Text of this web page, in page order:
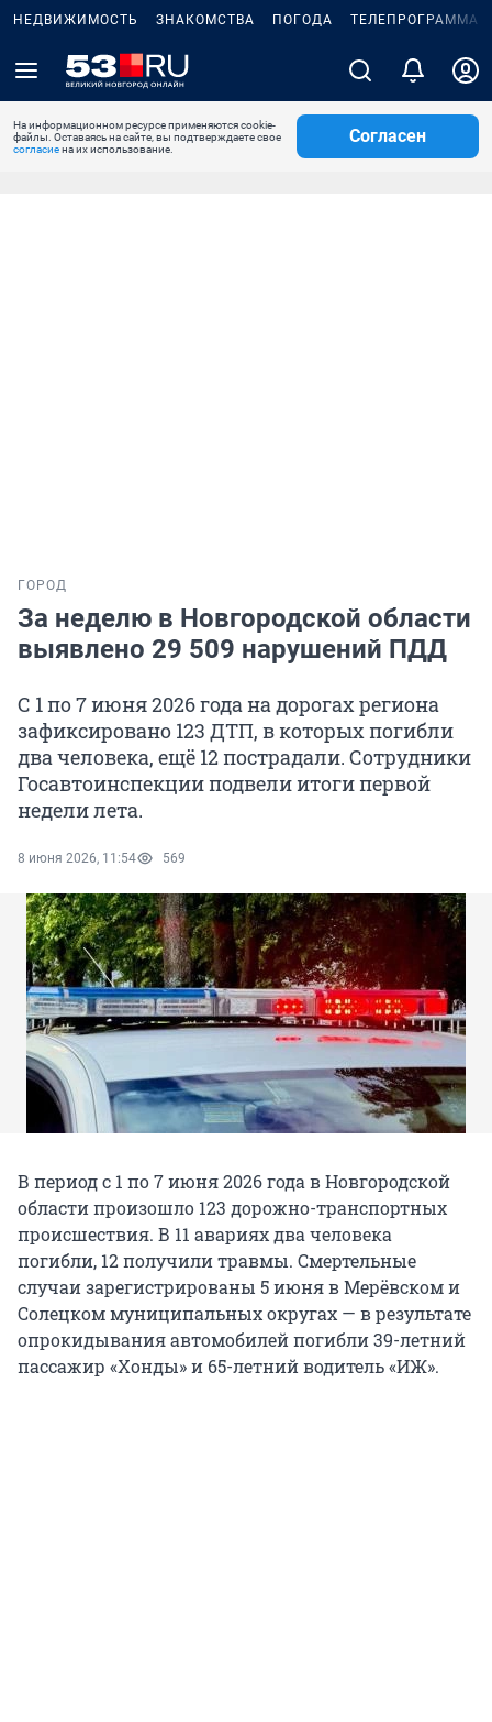
НЕДВИЖИМОСТЬ ЗНАКОМСТВА ПОГОДА ТЕЛЕПРОГРАММА
На информационном ресурсе применяются cookie-
файлы. Оставаясь на сайте, вы подтверждаете свое
согласиена их использование.
Согласен
ГОРОД
За неделю в Новгородской области
выявлено 29 509 нарушений ПДД
С 1 по 7 июня 2026 года на дорогах региона
зафиксировано 123 ДТП, в которых погибли
два человека, ещё 12 пострадали. Сотрудники
Госавтоинспекции подвели итоги первой
недели лета.
8 июня 2026, 11:54 569
В период с 1 по 7 июня 2026 года в Новгородской
области произошло 123 дорожно-транспортных
происшествия. В 11 авариях два человека
погибли, 12 получили травмы. Смертельные
случаи зарегистрированы 5 июня в Мерёвском и
Солецком муниципальных округах — в результате
опрокидывания автомобилей погибли 39-летний
пассажир «Хонды» и 65-летний водитель «ИЖ».